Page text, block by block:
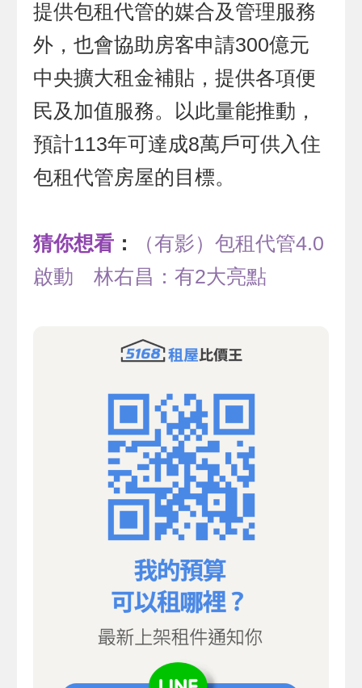
提供包租代管的媒合及管理服務
外，也會協助房客申請300億元
中央擴大租金補貼，提供各項便
民及加值服務。以此量能推動，
預計113年可達成8萬戶可供入住
包租代管房屋的目標。
猜你想看 ：
（有影）包租代管4.0
啟動 林右昌：有2大亮點